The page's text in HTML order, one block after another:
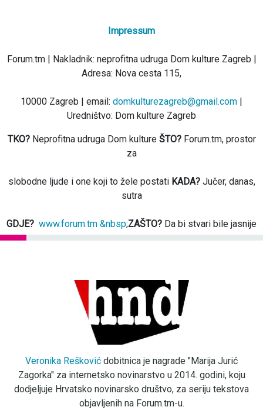
Impressum
Forum.tm | Nakladnik: neprofitna udruga Dom kulture Zagreb |
Adresa: Nova cesta 115,
10000 Zagreb | email: domkulturezagreb@gmail.com
Uredništvo: Dom kulture Zagreb
TKO?Neprofitna udruga Dom kulture ŠTO?Forum.tm, prostor
za
slobodne ljude i one koji to žele postati KADA?Jučer, danas,
sutra
GDJE? www.forum.tm &nbsp;ZAŠTO? Da bi stvari bile jasnije
Veronika Rešković dobitnica je nagrade "Marija Jurić
Zagorka" za internetsko novinarstvo u 2014. godini, koju
dodjeljuje Hrvatsko novinarsko društvo, za seriju tekstova
objavljenih na Forum.tm-u.